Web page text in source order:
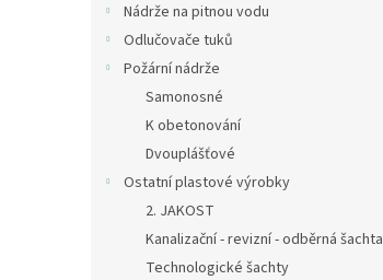
Nádrže na pitnou vodu
Odlučovače tuků
Požární nádrže
Samonosné
K obetonování
Dvouplášťové
Ostatní plastové výrobky
2. JAKOST
Kanalizační - revizní - odběrná šachta
Technologické šachty